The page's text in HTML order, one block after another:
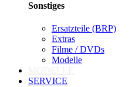
Sonstiges
Ersatzteile (BRP)
Extras
Filme / DVDs
Modelle
SERVICE